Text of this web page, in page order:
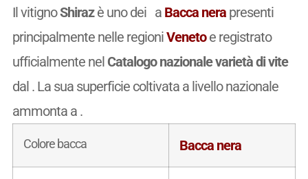
Il vitignoShirazè uno dei a Bacca nerapresenti
principalmente nelle regioniVenetoe registrato
ufficialmente nel Catalogo nazionale varietà di vite
dal . La sua superficie coltivata a livello nazionale
ammonta a .
Colore bacca Bacca nera